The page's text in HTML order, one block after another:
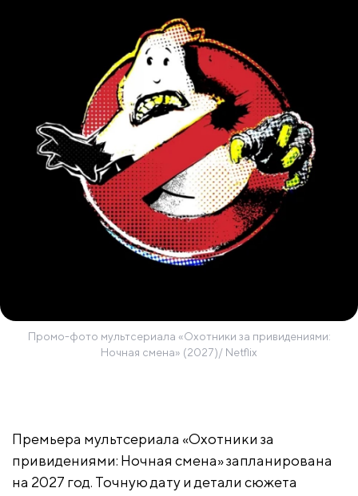
Промо-фото мультсериала «Охотники за привидениями:
Ночная смена» (2027)/ Netflix
Премьера мультсериала «Охотники за
привидениями: Ночная смена» запланирована
на 2027 год. Точную дату и детали сюжета